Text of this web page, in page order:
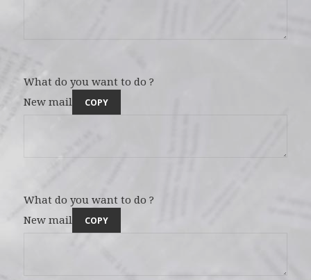
What do you want to do ?
New mail
COPY
What do you want to do ?
New mail
COPY